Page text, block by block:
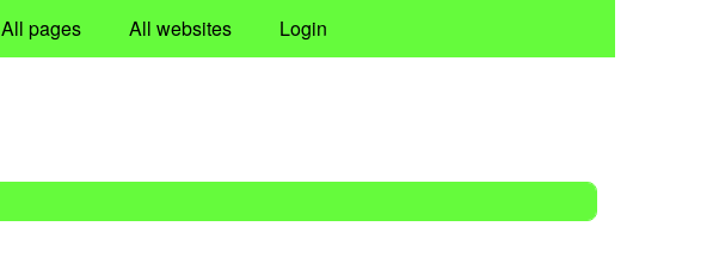
All pages All websites Login